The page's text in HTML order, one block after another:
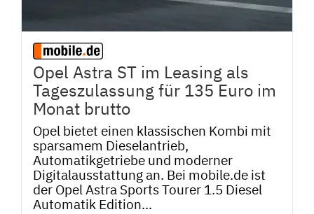
Opel Astra ST im Leasing als
Tageszulassung für 135 Euro im
Monat brutto
Opel bietet einen klassischen Kombi mit
sparsamem Dieselantrieb,
Automatikgetriebe und moderner
Digitalausstattung an. Bei mobile.de ist
der Opel Astra Sports Tourer 1.5 Diesel
Automatik Edition...